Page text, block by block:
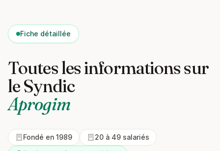
Fiche détaillée
Toutes les informations sur
le Syndic
Aprogim
Fondé en 1989
20 à 49 salariés